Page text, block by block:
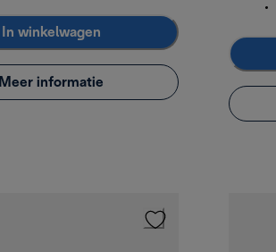
In winkelwagen
Meer informatie